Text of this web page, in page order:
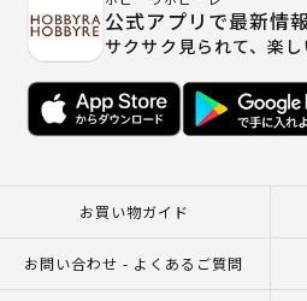
公式アプリで最新情
サクサク見られて、楽
お買い物ガイド
お問い合わせ - よくあるご質問